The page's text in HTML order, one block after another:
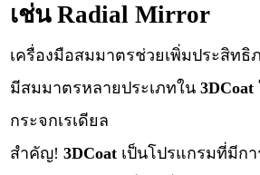
เช่น Radial Mirror
เครื่องมือสมมาตรช่วยเพิ่มประสิทธิ
มีสมมาตรหลายประเภทใน3DСoat
กระจกเรเดียล
สำคัญ!3DCoat เป็นโปรแกรมที่มีก